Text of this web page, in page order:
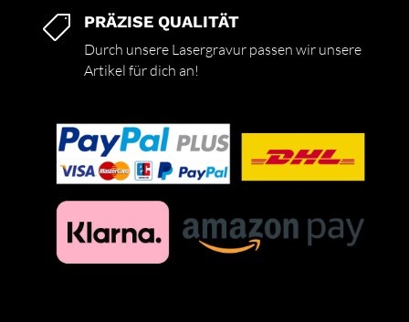
 PRÄZISE QUALITÄT
Durch unsere Lasergravur passen wir unsere
Artikel für dich an!